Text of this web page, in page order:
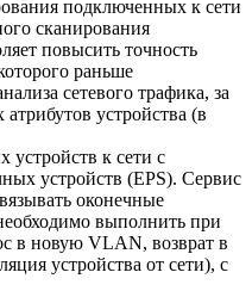
подключенных к сети
сканирования
повысить точность
раньше
сетевого трафика, за
устройства (в
устройств к сети с
устройств (EPS). Сервис
оконечные
выполнить при
в новую VLAN, возврат в
устройства от сети), с